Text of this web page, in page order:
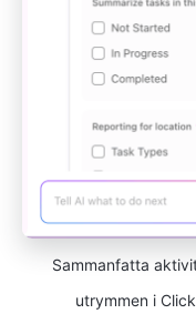
Sammanfatta
utrymmen i